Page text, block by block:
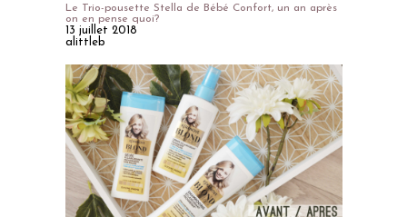
Le Trio-pousette Stella de Bébé Confort, un an après
on en pense quoi?
13 juillet 2018
alittleb